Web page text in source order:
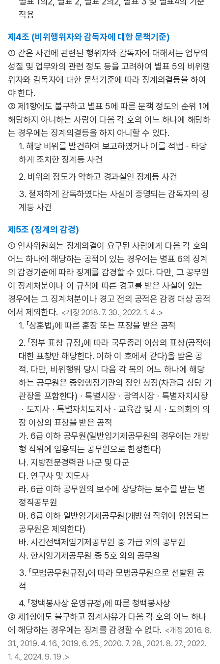
적용
제4조 (비위행위자와 감독자에 대한 문책기준)
① 같은 사건에 관련된 행위자와 감독자에 대해서는 업무의
성질 및 업무와의 관련 정도 등을 고려하여 별표 5의 비위행
위자와 감독자에 대한 문책기준에 따라 징계의결등을 하여
야 한다.
② 제1항에도 불구하고 별표 5에 따른 문책 정도의 순위 1에
해당하지 아니하는 사람이 다음 각 호의 어느 하나에 해당하
는 경우에는 징계의결등을 하지 아니할 수 있다.
1. 해당 비위를 발견하여 보고하였거나 이를 적법ㆍ타당
하게 조치한 징계등 사건
2. 비위의 정도가 약하고 경과실인 징계등 사건
3. 철저하게 감독하였다는 사실이 증명되는 감독자의 징
계등 사건
제5조 (징계의 감경)
① 인사위원회는 징계의결이 요구된 사람에게 다음 각 호의
어느 하나에 해당하는 공적이 있는 경우에는 별표 6의 징계
의 감경기준에 따라 징계를 감경할 수 있다. 다만, 그 공무원
이 징계처분이나 이 규칙에 따른 경고를 받은 사실이 있는
경우에는 그 징계처분이나 경고 전의 공적은 감경 대상 공적
에서 제외한다. <개정 2018. 7. 30., 2022. 1. 4 .>
1. 「상훈법」에 따른 훈장 또는 포장을 받은 공적
2. 「정부 표창 규정」에 따라 국무총리 이상의 표창(공적에
대한 표창만 해당한다. 이하 이 호에서 같다)을 받은 공
적. 다만, 비위행위 당시 다음 각 목의 어느 하나에 해당
하는 공무원은 중앙행정기관의 장인 청장(차관급 상당 기
관장을 포함한다)ㆍ특별시장ㆍ광역시장ㆍ특별자치시장
ㆍ도지사ㆍ특별자치도지사ㆍ교육감 및 시ㆍ도의회의 의
장 이상의 표창을 받은 공적
가. 6급 이하 공무원(일반임기제공무원의 경우에는 개방
형 직위에 임용되는 공무원으로 한정한다)
나. 지방전문경력관 나군 및 다군
다. 연구사 및 지도사
라. 6급 이하 공무원의 보수에 상당하는 보수를 받는 별
정직공무원
마. 6급 이하 일반임기제공무원(개방형 직위에 임용되는
공무원은 제외한다)
바. 시간선택제임기제공무원 중 가급 외의 공무원
사. 한시임기제공무원 중 5호 외의 공무원
3. 「모범공무원규정」에 따라 모범공무원으로 선발된 공
적
4. 「청백봉사상 운영규정」에 따른 청백봉사상
② 제1항에도 불구하고 징계사유가 다음 각 호의 어느 하나
에 해당하는 경우에는 징계를 감경할 수 없다. <개정 2016. 8.
31., 2019. 4. 16., 2019. 6. 25., 2020. 7. 28., 2021. 8. 27., 2022.
1. 4., 2024. 9. 19 .>